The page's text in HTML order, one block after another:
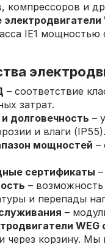
компрессоров и
IE1 мощностью
– соответствие
затрат.
долговечность –
и влаги (IP55).
мощностей –
сертификаты
–
и перепады
–
WEG
через корзину.